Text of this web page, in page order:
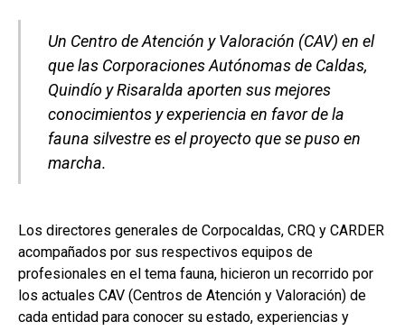
Un Centro de Atención y Valoración (CAV) en el
que las Corporaciones Autónomas de Caldas,
Quindío y Risaralda aporten sus mejores
conocimientos y experiencia en favor de la
fauna silvestre es el proyecto que se puso en
marcha.
Los directores generales de Corpocaldas, CRQ y CARDER
acompañados por sus respectivos equipos de
profesionales en el tema fauna, hicieron un recorrido por
los actuales CAV (Centros de Atención y Valoración) de
cada entidad para conocer su estado, experiencias y